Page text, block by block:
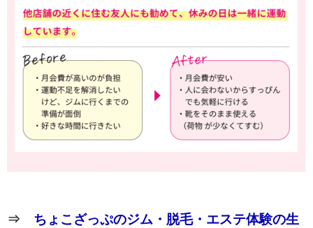
⇒ ちょこざっぷのジム・脱毛・エステ体験の生